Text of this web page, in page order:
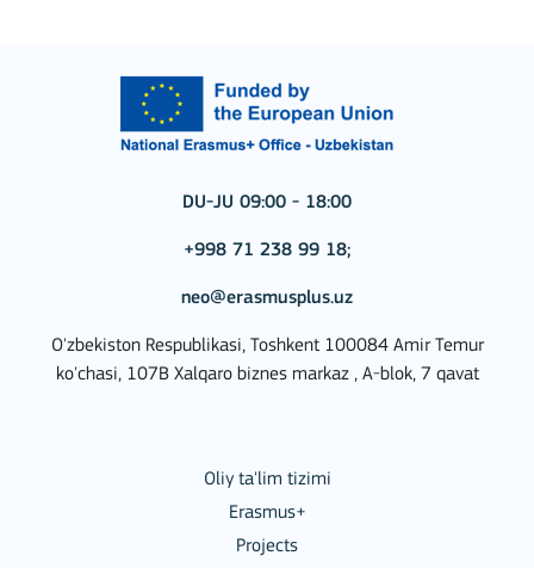
DU-JU 09:00 - 18:00
+998 71 238 99 18;
neo@erasmusplus.uz
O'zbekiston Respublikasi, Toshkent 100084 Amir Temur
ko'chasi, 107B Xalqaro biznes markaz , A-blok, 7 qavat
Oliy ta'lim tizimi
Erasmus+
Projects